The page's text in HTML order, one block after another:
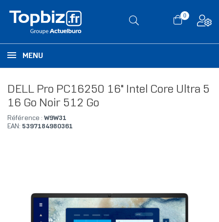
0
MENU
DELL Pro PC16250 16" Intel Core Ultra 5
16 Go Noir 512 Go
Référence : W9W31
EAN: 5397184980361